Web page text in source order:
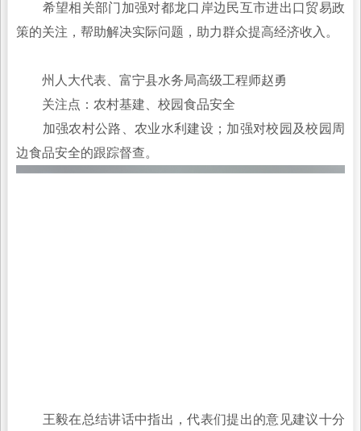
关注点：行政审批流程优化
建议简化行政审批流程，提高“一网通办”覆盖率，整
审批流程，实现全流程线上化，减少重复提交材料的情
州人大代表、马关县都龙镇茅坪社区党总支书记、居